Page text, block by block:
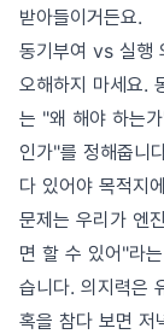
받아들이거든요.
동기부여 vs 실행
오해하지 마세요.
는 "왜 해야 하는
인가"를 정해줍니
다 있어야 목적지
문제는 우리가 엔
면 할 수 있어"라
습니다. 의지력은
혹을 참다 보면 저